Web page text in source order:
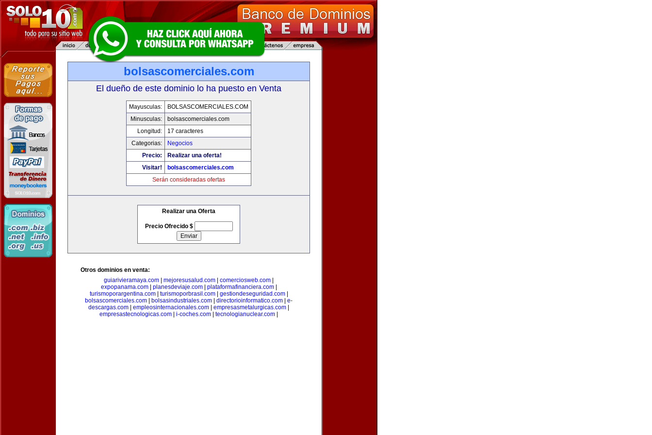
bolsascomerciales.com
El dueño de este dominio lo ha puesto en Venta
Mayusculas:
BOLSASCOMERCIALES.COM
Minusculas:
bolsascomerciales.com
Longitud:
17 caracteres
Categorias:
Negocios
Precio:
Realizar una oferta!
Visitar!
bolsascomerciales.com
Serán consideradas ofertas
Realizar una Oferta
Precio Ofrecido $
Otros dominios en venta:
guiarivieramaya.com
mejoresusalud.com comerciosweb.com
expopanama.com| planesdeviaje.com| plataformafinanciera.com|
turismoporargentina.com| turismoporbrasil.com| gestiondeseguridad.com|
bolsascomerciales.com
bolsasindustriales.com directorioinformatico.com
e-
descargas.com
empleosinternacionales.com empresasmetalurgicas.com
empresastecnologicas.com
i-coches.com tecnologianuclear.com